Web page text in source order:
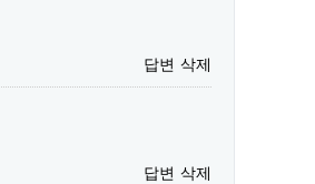
답변 삭제
답변 삭제